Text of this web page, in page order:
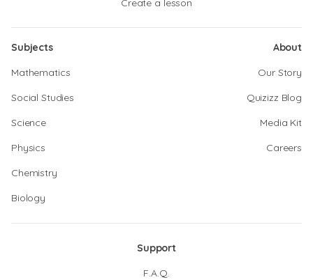
Create a lesson
Subjects
Mathematics
Social Studies
Science
Physics
Chemistry
Biology
About
Our Story
Quizizz Blog
Media Kit
Careers
Support
F.A.Q.